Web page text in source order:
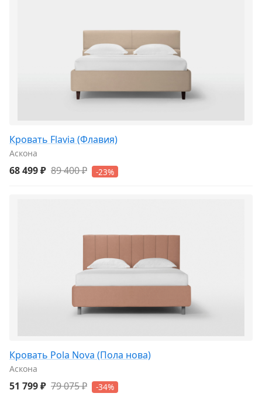
Кровать Flavia (Флавия)
Аскона
68 499 ₽ 89 400 ₽ -23%
Кровать Pola Nova (Пола нова)
Аскона
51 799 ₽ 79 075 ₽ -34%